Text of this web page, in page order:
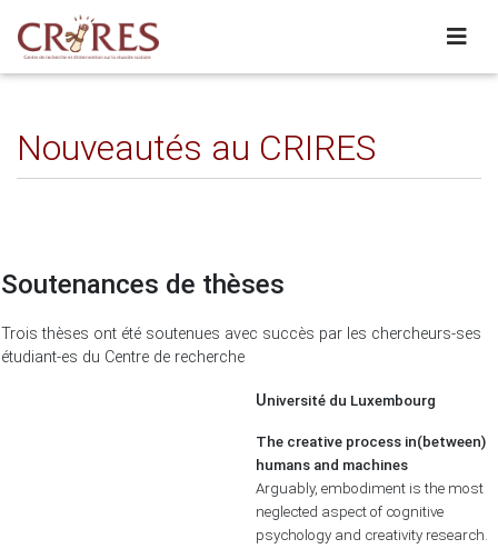
Nouveautés au CRIRES
Soutenances de thèses
Trois thèses ont été soutenues avec succès par les chercheurs-ses
étudiant-es du Centre de recherche
Université du Luxembourg
The creative process in(between)
humans and machines
Arguably, embodiment is the most
neglected aspect of cognitive
psychology and creativity research.